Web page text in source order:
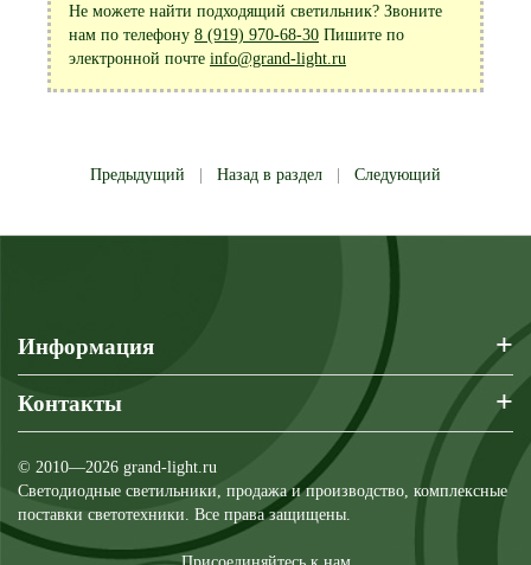
Не можете найти подходящий светильник? Звоните
нам по телефону 8 (919) 970-68-30 Пишите по
электронной почте info@grand-light.ru
Предыдущий Назад в раздел Следующий
Информация +
Контакты +
© 2010—2026 grand-light.ru
Светодиодные светильники, продажа и производство, комплексные
поставки светотехники. Все права защищены.